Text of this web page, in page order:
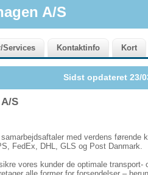
A/S
Sidst opdateret 23/
S
med verdens førende
FedEx, DHL, GLS og Post Danmark.
vores kunder de optimale transport-